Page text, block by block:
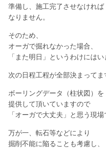
準備し、施工完了させなければ
なりません。
そのため、
オーガで掘れなかった場合、
「また明日」というわけには
次の日程工程が全部決まってま
ボーリングデータ（柱状図）を
提供して頂いていますので
「オーガで大丈夫」と思う現場
万が一、転石等などにより
掘削不能に陥ることも考慮し、